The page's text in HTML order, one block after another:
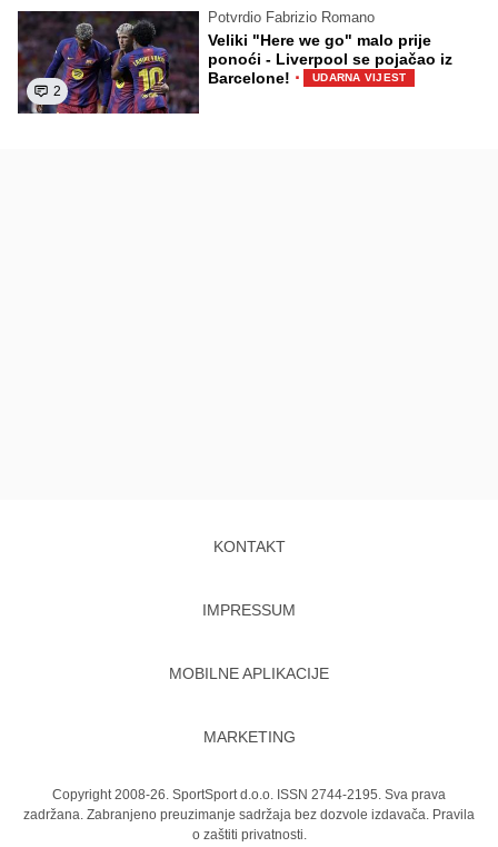
2
Potvrdio Fabrizio Romano
Veliki "Here we go" malo prije
ponoći - Liverpool se pojačao iz
Barcelone! · UDARNA VIJEST
KONTAKT
IMPRESSUM
MOBILNE APLIKACIJE
MARKETING
Copyright 2008-26. SportSport d.o.o. ISSN 2744-2195. Sva prava
zadržana. Zabranjeno preuzimanje sadržaja bez dozvole izdavača. Pravila
o zaštiti privatnosti.